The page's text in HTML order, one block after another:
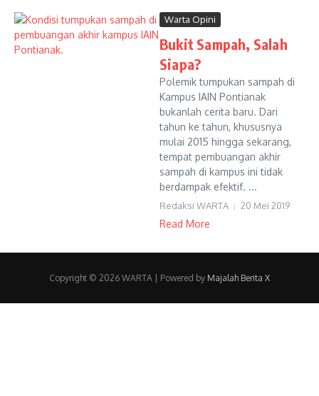
Warta Opini
Bukit Sampah, Salah
Siapa?
Polemik tumpukan sampah di
Kampus IAIN Pontianak
bukanlah cerita baru. Dari
tahun ke tahun, khususnya
mulai 2015 hingga sekarang,
tempat pembuangan akhir
sampah di kampus ini tidak
berdampak efektif. ...
Redaksi WARTA 20 Mei 2019
Read More
Copyright © 2026 WARTA | Powered by Majalah Berita X